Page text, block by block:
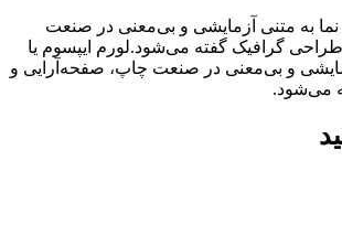
نما به متنی آزمایشی و بی‌معنی در صنعت
گرافیک گفته می‌شود.لورم ایپسوم یا
و بی‌معنی در صنعت چاپ، صفحه‌آرایی و
می‌شود.